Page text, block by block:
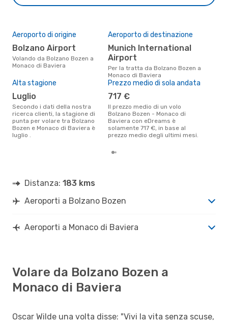
Aeroporto di origine
Bolzano Airport
Volando da Bolzano Bozen a
Monaco di Baviera
Aeroporto di destinazione
Munich International
Airport
Per la tratta da Bolzano Bozen a
Monaco di Baviera
Alta stagione
luglio
Secondo i dati della nostra
ricerca clienti, la stagione di
punta per volare tra Bolzano
Bozen e Monaco di Baviera è
luglio .
Prezzo medio di sola andata
717 €
Il prezzo medio di un volo
Bolzano Bozen - Monaco di
Baviera con eDreams è
solamente 717 €, in base al
prezzo medio degli ultimi mesi.
Distanza: 183 kms
Aeroporti a Bolzano Bozen
Aeroporti a Monaco di Baviera
Volare da Bolzano Bozen a
Monaco di Baviera
Oscar Wilde una volta disse: "Vivi la vita senza scuse,